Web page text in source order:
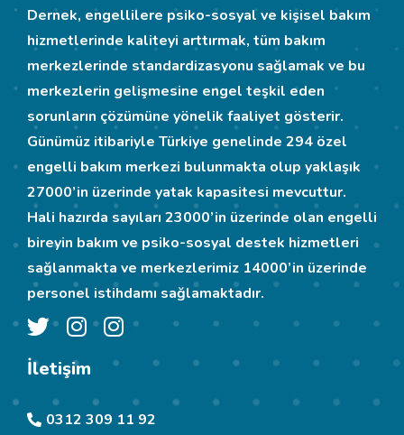
Dernek, engellilere psiko-sosyal ve kişisel bakım
hizmetlerinde kaliteyi arttırmak, tüm bakım
merkezlerinde standardizasyonu sağlamak ve bu
merkezlerin gelişmesine engel teşkil eden
sorunların çözümüne yönelik faaliyet gösterir.
Günümüz itibariyle Türkiye genelinde 294 özel
engelli bakım merkezi bulunmakta olup yaklaşık
27000’in üzerinde yatak kapasitesi mevcuttur.
Hali hazırda sayıları 23000’in üzerinde olan engelli
bireyin bakım ve psiko-sosyal destek hizmetleri
sağlanmakta ve merkezlerimiz 14000’in üzerinde
personel istihdamı sağlamaktadır.
İletişim
0312 309 11 92